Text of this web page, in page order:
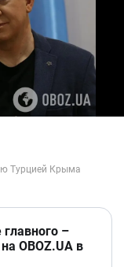
–
OBOZ.UA в